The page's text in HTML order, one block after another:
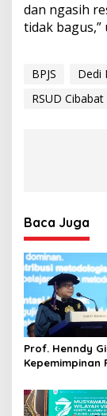
dan ngasih
tidak bagus,”
BPJS Dedi
RSUD Cibabat
Baca Juga
Prof. Henndy
Kepemimpinan
Depan